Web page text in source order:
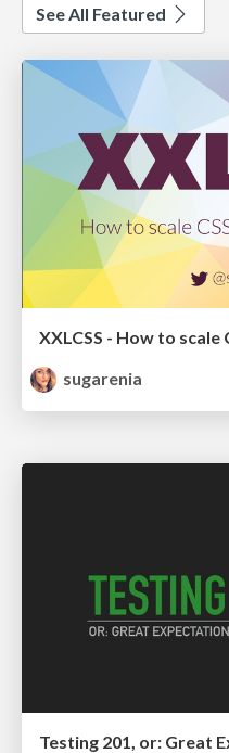
See All Featured
XXLCSS - How to
sugarenia
Testing 201, or: Great